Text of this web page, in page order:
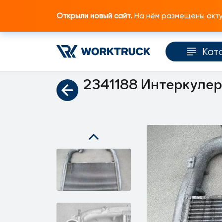
Открыли новый сайт. На нём размещены
Главная Каталог запчастей Система
2341188